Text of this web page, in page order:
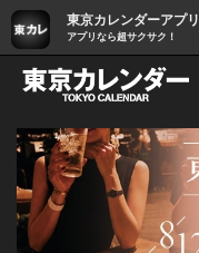
東京カレンダーアプリ
アプリなら超サクサク！